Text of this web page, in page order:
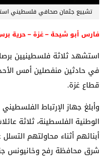
تشييع جثمان صحافي فلسطيني
فارس أبو شيحة – غزة – حرية
استشهد ثلاثة فلسطينيين
في حادثين منفصلين أمس
قطاع غزة.
وأبلغ جهاز الإرتباط
الوطنية الفلسطينة، ثلاثة
أبنائهم أثناء محاولتهم
شرق محافظة رفح وخانيونس